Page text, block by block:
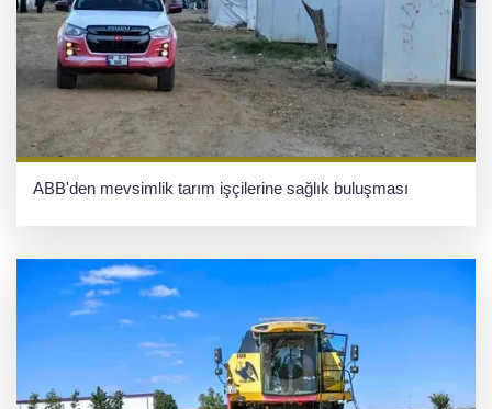
ABB'den mevsimlik tarım işçilerine sağlık buluşması